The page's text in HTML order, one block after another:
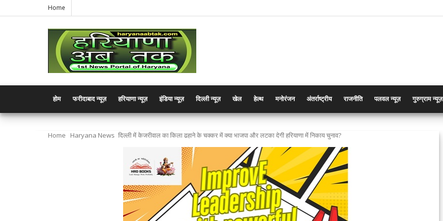
Home
होम फरीदाबाद न्यूज़ हरियाणा न्यूज़ इंडिया न्यूज़ दिल्ली न्यूज़ खेल हेल्थ मनोरंजन अंतर्राष्ट्रीय राजनीति पलवल न्यूज़ गुरुग्राम न्यूज़
Home Haryana News दिल्ली में केजरीवाल का किला ढहाने के चक्कर में क्या भाजपा और लटका देगी हरियाणा में निकाय चुनाव?